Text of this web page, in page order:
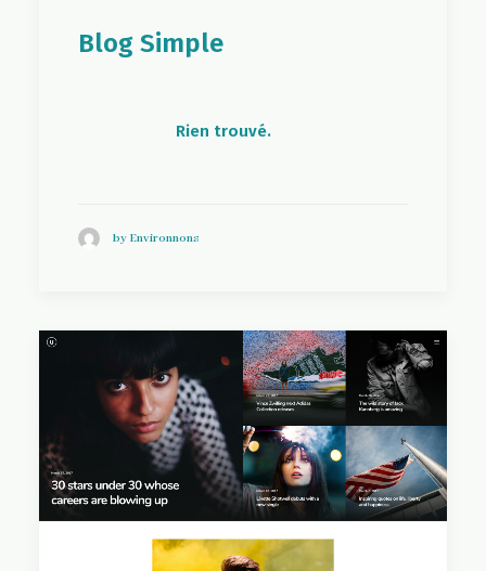
Blog Simple
Rien trouvé.
by Environnons